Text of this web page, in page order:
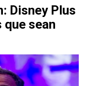
Disney Plus
sean